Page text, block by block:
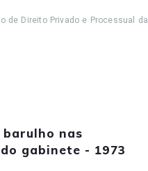
de Direito Privado e Processual da
barulho nas
gabinete - 1973